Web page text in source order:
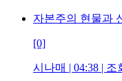
자본주의 현물과
[0]
시나매 | 04:38 | 조